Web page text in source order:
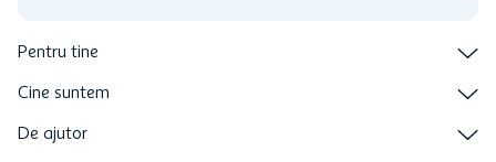
Programul MyCLUB Auchan se adreseaza persoanelor fizice care